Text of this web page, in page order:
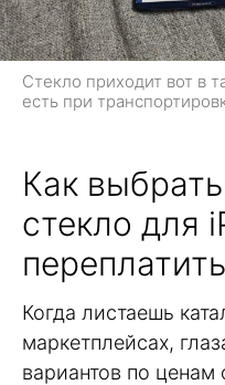
Стекло приходит вот в
есть при
Как
стекло для
переплатить
Когда листаешь
маркетплейсах,
вариантов по